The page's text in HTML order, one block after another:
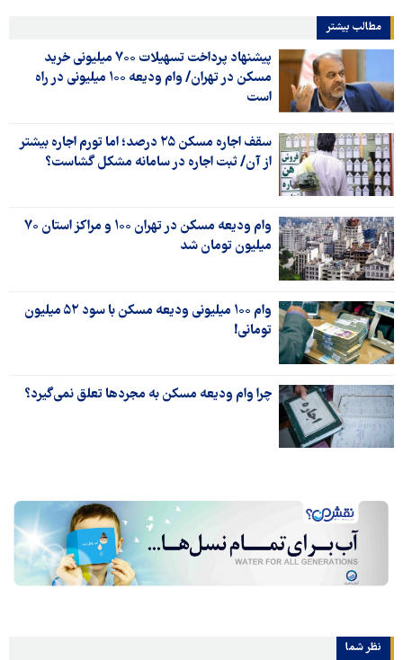
مطالب بیشتر
پیشنهاد پرداخت تسهیلات ۷۰۰ میلیونی خرید
مسکن در تهران/ وام ودیعه‌ ۱۰۰ میلیونی در راه
است‌
سقف اجاره مسکن ۲۵ درصد؛ اما تورم اجاره بیشتر
از آن/ ثبت اجاره در سامانه مشکل گشاست؟
وام ودیعه مسکن در تهران ۱۰۰ و مراکز استان ۷۰
میلیون تومان شد
وام ۱۰۰ میلیونی ودیعه مسکن با سود ۵۲ میلیون
تومانی!
چرا وام ودیعه مسکن به مجردها تعلق نمی‌گیرد؟
نظر شما